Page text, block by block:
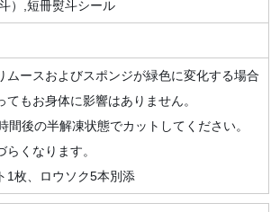
）,短冊熨斗シール
ースおよびスポンジが緑色に変化する場合
もお身体に影響はありません。
後の半解凍状態でカットしてください。
くなります。
1枚、ロウソク5本別添